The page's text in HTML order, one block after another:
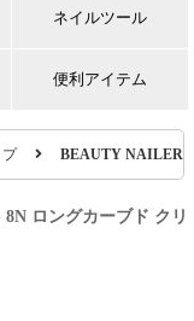
ネイルツール
便利アイテム
プ BEAUTY NAILER
ロングカーブド クリ